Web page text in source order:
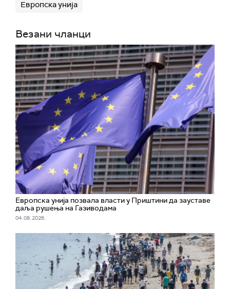
Европска унија
Везани чланци
Европска унија позвала власти у Приштини да зауставе
даља рушења на Газиводама
04. 08. 2026.